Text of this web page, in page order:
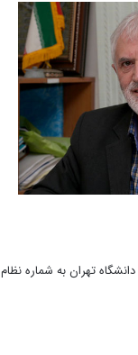
تهران به شماره نظام